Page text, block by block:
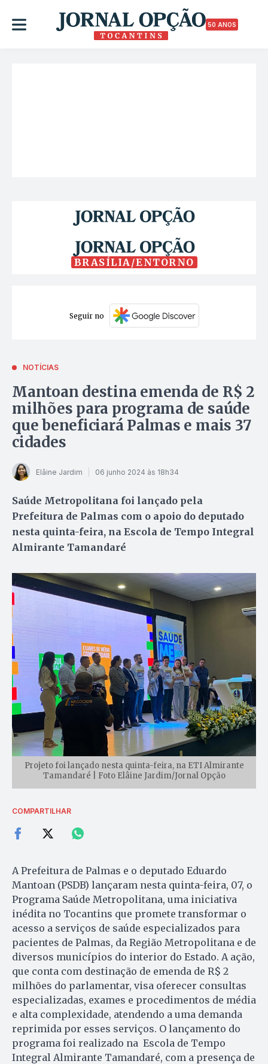
50 ANOS
BRASÍLIA/ENTORNO
Seguir no
NOTÍCIAS
Mantoan destina emenda de R$ 2
milhões para programa de saúde
que beneficiará Palmas e mais 37
cidades
Elâine Jardim 06 junho 2024 às 18h34
Saúde Metropolitana foi lançado pela
Prefeitura de Palmas com o apoio do deputado
nesta quinta-feira, na Escola de Tempo Integral
Almirante Tamandaré
Projeto foi lançado nesta quinta-feira, na ETI Almirante
Tamandaré | Foto Elâine Jardim/Jornal Opção
COMPARTILHAR
A Prefeitura de Palmas e o deputado Eduardo
Mantoan (PSDB) lançaram nesta quinta-feira, 07, o
Programa Saúde Metropolitana, uma iniciativa
inédita no Tocantins que promete transformar o
acesso a serviços de saúde especializados para
pacientes de Palmas, da Região Metropolitana e de
diversos municípios do interior do Estado. A ação,
que conta com destinação de emenda de R$ 2
milhões do parlamentar, visa oferecer consultas
especializadas, exames e procedimentos de média
e alta complexidade, atendendo a uma demanda
reprimida por esses serviços. O lançamento do
programa foi realizado na Escola de Tempo
Integral Almirante Tamandaré, com a presença de